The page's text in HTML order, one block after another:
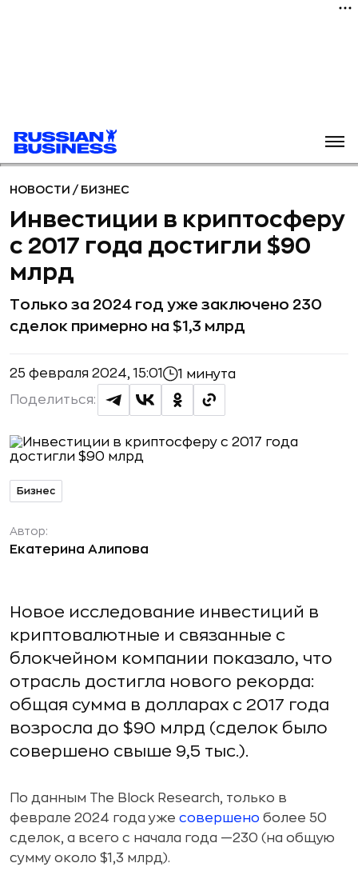
НОВОСТИ / БИЗНЕС
Инвестиции в криптосферу
с 2017 года достигли $90
млрд
Только за 2024 год уже заключено 230
сделок примерно на $1,3 млрд
25 февраля 2024, 15:01 1 минута
Поделиться:
Бизнес
Автор:
Екатерина Алипова
Новое исследование инвестиций в
криптовалютные и связанные с
блокчейном компании показало, что
отрасль достигла нового рекорда:
общая сумма в долларах с 2017 года
возросла до $90 млрд (сделок было
совершено свыше 9,5 тыс.).
По данным The Block Research, только в
феврале 2024 года уже совершено более 50
сделок, а всего с начала года —230 (на общую
сумму около $1,3 млрд).